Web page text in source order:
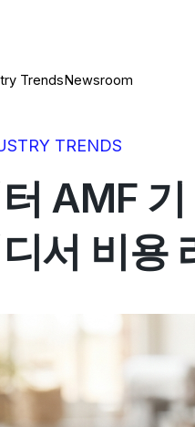
TrendsNewsroom
TRENDS
AMF
서 비용